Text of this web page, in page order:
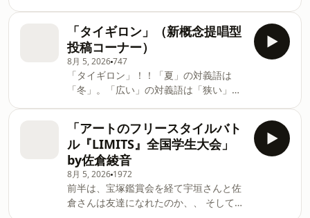
け！ ・本放送での日付間違いの真相 ・
「映画ちいかわ 人魚の島のひみつ」の
youtubeサムネイル予想 ・NHK「あさイ
チ」で、アトロクTシャツ発見！ ・遅れ
ばせながらゲーム「007 ファーストライ
ト」の感想送ります！ ・appleTV+のド
ラマ「テッド・ラッソ」シーズン４が始
まった！ など。 Learn more about
your ad choices. Visit
podcastchoices.com/adchoices
「タイギロン」（新概念提唱型
投稿コーナー）
8月 5, 2026747
「タイギロン」！！「夏」の対義語は
「冬」。「広い」の対義語は「狭い」。
たように、実際には対義語が存在しない
言葉をテーマに議論して、 その言葉に最
もふさわしい対義語はなにか？ を決定
するという、 ディスカッション型投稿コ
ーナーです！！！ Learn more about
your ad choices. Visit
podcastchoices.com/adchoices
「アートのフリースタイルバト
ル『LIMITS』全国学生大会」
by佐倉綾音
8月 5, 2026 1972
前半は、宝塚鑑賞会を経て宇垣さんと佐
倉さんは友達になれたのか、、 そして、